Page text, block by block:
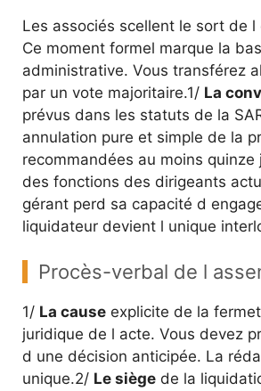
Les associés scellent le sort de
Ce moment formel marque la
administrative. Vous transférez
par un vote majoritaire.1/ La
prévus dans les statuts de la
annulation pure et simple de la
recommandées au moins
des fonctions des dirigeants
gérant perd sa capacité d
liquidateur devient l unique
Procès-verbal de l
1/ La causeexplicite de la
juridique de l acte. Vous devez
d une décision anticipée. La
unique.2/ Le siègede la